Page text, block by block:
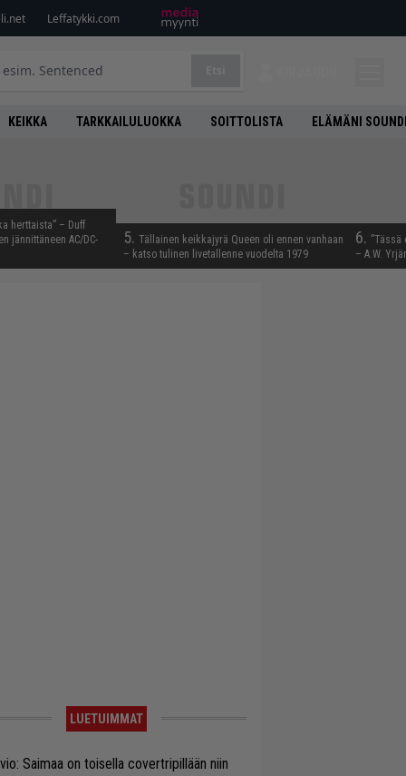
Leffatykki.com
KEIKKA TARKKAILULUOKKA SOITTOLISTA ELÄMÄNI
herttaista” – Duff
jännittäneen AC/DC-
5. Tällainen keikkajyrä Queen oli ennen vanhaan
– katso tulinen livetallenne vuodelta 1979
6. ”Tässä
– A.W.
LUETUIMMAT
Saimaa on toisella covertripillään niin